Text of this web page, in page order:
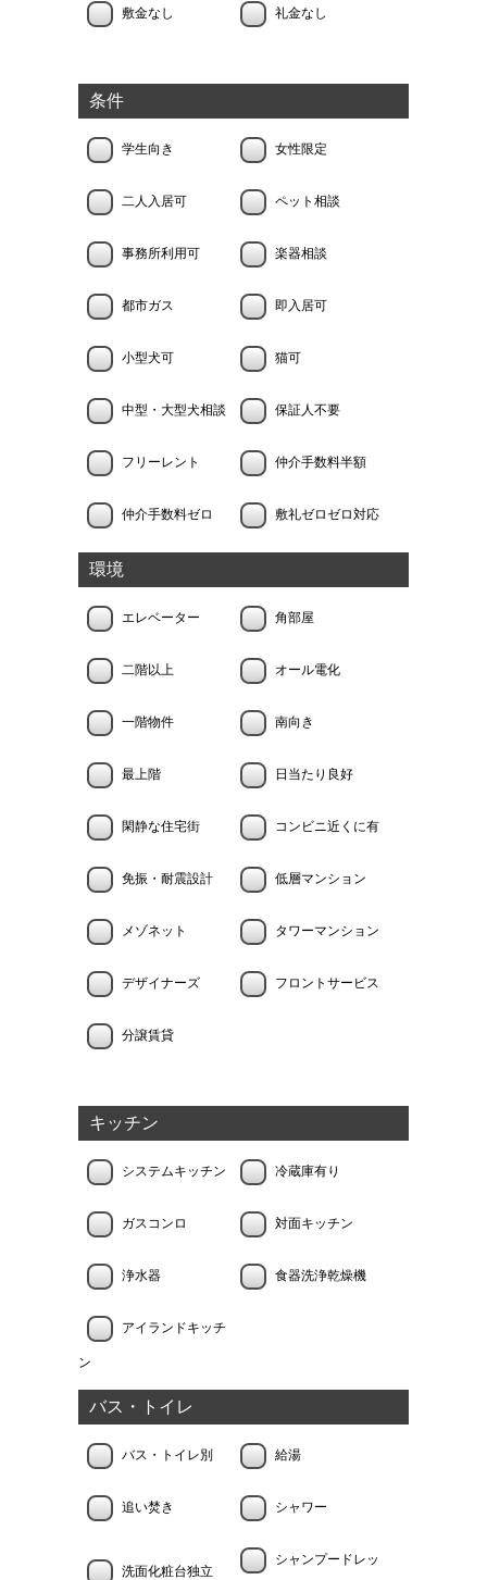
敷金なし 礼金なし
条件
学生向き 女性限定
二人入居可 ペット相談
事務所利用可 楽器相談
都市ガス 即入居可
小型犬可 猫可
中型・大型犬相談 保証人不要
フリーレント 仲介手数料半額
仲介手数料ゼロ 敷礼ゼロゼロ対応
環境
エレベーター 角部屋
二階以上 オール電化
一階物件 南向き
最上階 日当たり良好
閑静な住宅街 コンビニ近くに有
免振・耐震設計 低層マンション
メゾネット タワーマンション
デザイナーズ フロントサービス
分譲賃貸
キッチン
システムキッチン 冷蔵庫有り
ガスコンロ 対面キッチン
浄水器 食器洗浄乾燥機
アイランドキッチ
ン
バス・トイレ
バス・トイレ別 給湯
追い焚き シャワー
洗面化粧台独立
シャンプードレッ